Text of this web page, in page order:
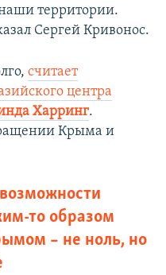
территории.
Сергей Кривонос.
считает
центра
Харринг.
Крыма и
то образом
– не ноль, но